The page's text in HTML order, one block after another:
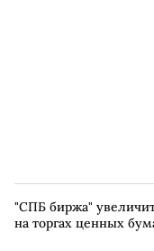
"СПБ биржа"
на торгах ценных